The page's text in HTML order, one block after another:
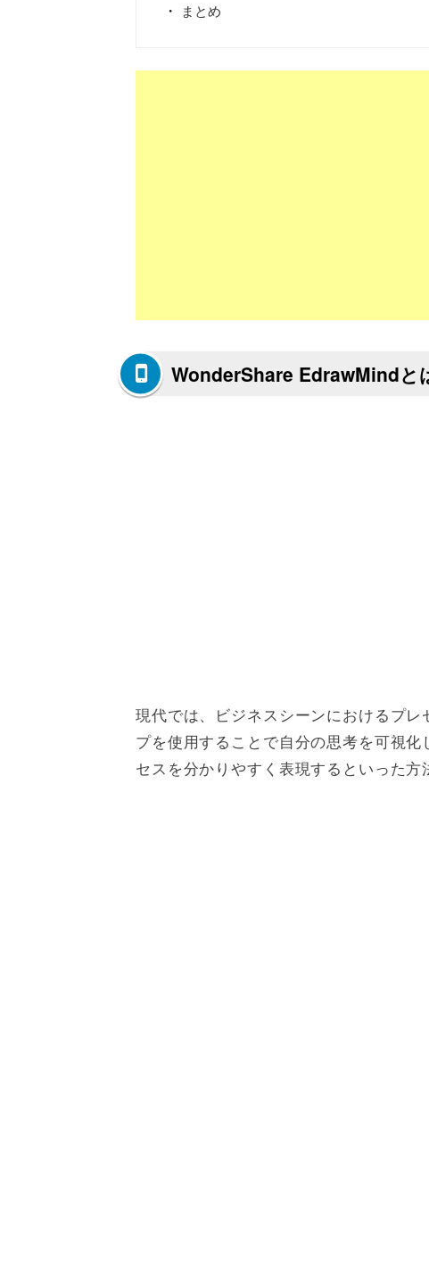
まとめ
WonderShare EdrawMindと
現代では、ビジネスシーンにおけるプ
プを使用することで自分の思考を可視
セスを分かりやすく表現するといった方